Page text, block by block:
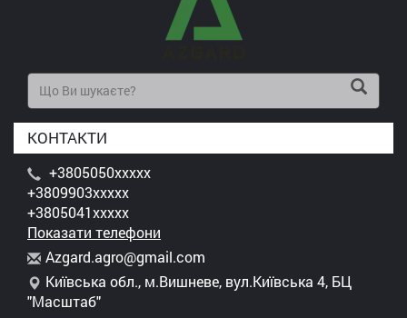
КОНТАКТИ
+3805050xxxxx
+3809903xxxxx
+3805041xxxxx
Показати телефони
Azgard.agro@gmail.com
Київська обл., м.Вишневе, вул.Київська 4, БЦ
"Масштаб"